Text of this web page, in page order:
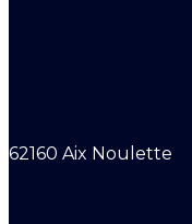
62160 Aix Noulette